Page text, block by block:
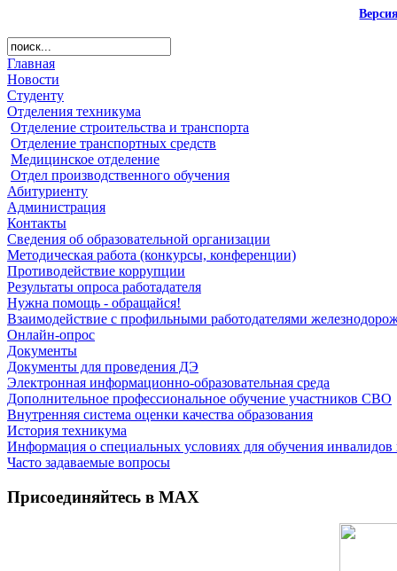
Главная
Новости
Студенту
Отделения техникума
Отделение строительства и транспорта
Отделение транспортных средств
Медицинское отделение
Отдел производственного обучения
Абитуриенту
Администрация
Контакты
Сведения об образовательной организации
Методическая работа (конкурсы, конференции)
Противодействие коррупции
Результаты опроса работадателя
Нужна помощь - обращайся!
Взаимодействие с профильными работодателями
Онлайн-опрос
Документы
Документы для проведения ДЭ
Электронная информационно-образовательная среда
Дополнительное профессиональное обучение участников СВО
Внутренняя система оценки качества образования
История техникума
Информация о специальных условиях для обучения
Часто задаваемые вопросы
Присоединяйтесь в MAX